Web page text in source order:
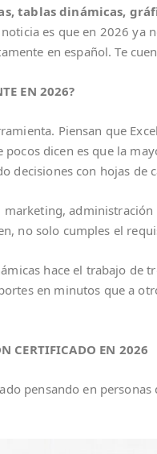
tablas dinámicas,
noticia es que en 2026 ya
en español. Te
EN 2026?
Piensan que
dicen es que la
decisiones con hojas de
no solo cumples el
hace el trabajo de
en minutos que a
CERTIFICADO EN 2026
pensando en